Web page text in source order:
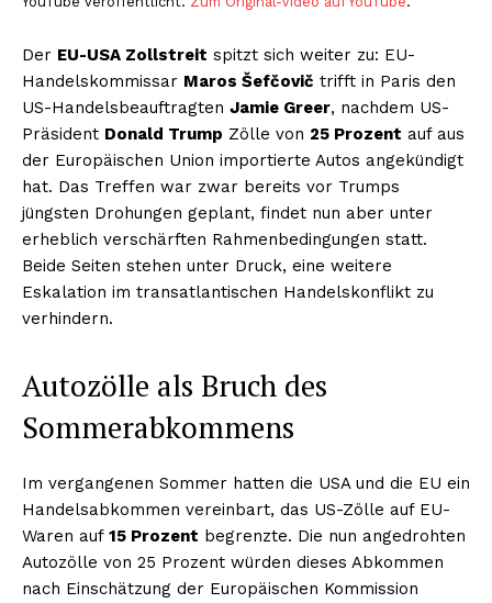
Der EU-USA Zollstreit spitzt sich weiter zu: EU-
Handelskommissar Maros Šefčovič trifft in Paris den
US-Handelsbeauftragten Jamie Greer, nachdem US-
Präsident Donald Trump Zölle von 25 Prozent auf aus
der Europäischen Union importierte Autos angekündigt
hat. Das Treffen war zwar bereits vor Trumps
jüngsten Drohungen geplant, findet nun aber unter
erheblich verschärften Rahmenbedingungen statt.
Beide Seiten stehen unter Druck, eine weitere
Eskalation im transatlantischen Handelskonflikt zu
verhindern.
Autozölle als Bruch des
Sommerabkommens
Im vergangenen Sommer hatten die USA und die EU ein
Handelsabkommen vereinbart, das US-Zölle auf EU-
Waren auf 15 Prozent begrenzte. Die nun angedrohten
Autozölle von 25 Prozent würden dieses Abkommen
nach Einschätzung der Europäischen Kommission